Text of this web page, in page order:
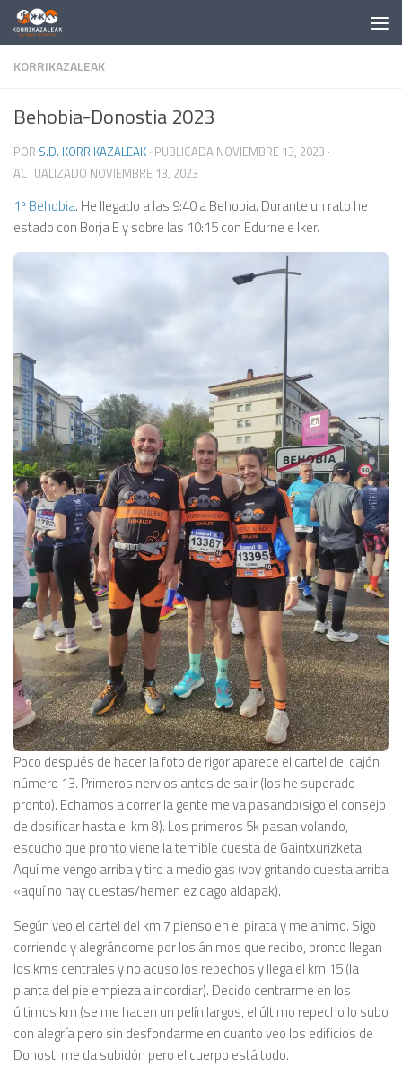
Saltar al contenido
KORRIKAZALEAK
Behobia-Donostia 2023
POR S.D. KORRIKAZALEAK · PUBLICADA NOVIEMBRE 13, 2023 ·
ACTUALIZADO NOVIEMBRE 13, 2023
1ª Behobia. He llegado a las 9:40 a Behobia. Durante un rato he
estado con Borja E y sobre las 10:15 con Edurne e Iker.
Poco después de hacer la foto de rigor aparece el cartel del cajón
número 13. Primeros nervios antes de salir (los he superado
pronto). Echamos a correr la gente me va pasando(sigo el consejo
de dosificar hasta el km 8). Los primeros 5k pasan volando,
escucho que pronto viene la temible cuesta de Gaintxurizketa.
Aquí me vengo arriba y tiro a medio gas (voy gritando cuesta arriba
«aquí no hay cuestas/hemen ez dago aldapak).
Según veo el cartel del km 7 pienso en el pirata y me animo. Sigo
corriendo y alegrándome por los ánimos que recibo, pronto llegan
los kms centrales y no acuso los repechos y llega el km 15 (la
planta del pie empieza a incordiar). Decido centrarme en los
últimos km (se me hacen un pelín largos, el último repecho lo subo
con alegría pero sin desfondarme en cuanto veo los edificios de
Donosti me da subidón pero el cuerpo está todo.